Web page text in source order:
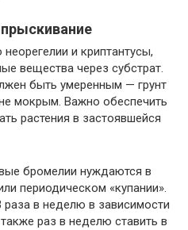
и криптантусы,
вещества через субстрат.
быть умеренным — грунт
мокрым. Важно обеспечить
растения в застоявшейся
бромелии нуждаются в
периодическом «купании».
в неделю в зависимости
раз в неделю ставить в